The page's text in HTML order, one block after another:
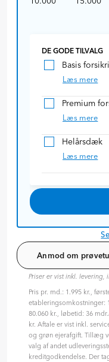
DE GODE TILVALG
Basis
Læs mere
Premium
Læs mere
Helårsdæk
Læs mere
Anmod om
Priser er vist inkl.
Pris pr. md.: 1.995 kr.,
etableringsomkostninger:
80.060 kr., løbetid: 36
kr. Aftale er vist inkl.
og grøn ejerafgift. Tillæg
valg af andet
kreditgodkendelse. Der